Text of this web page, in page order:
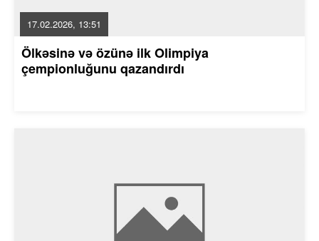
17.02.2026, 13:51
Ölkəsinə və özünə ilk Olimpiya
çempionluğunu qazandırdı